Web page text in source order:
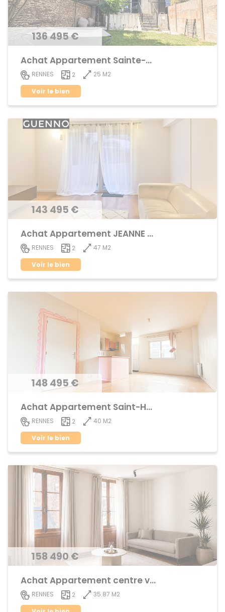
136 495 €
Achat Appartement Sainte-Thérèse
RENNES 2
25 M2
Voir le bien
143 495 €
Achat Appartement JEANNE d'ARC - BEAULIEU
RENNES 2
47 M2
Voir le bien
148 495 €
Achat Appartement Saint-Helier
RENNES 2
40 M2
Voir le bien
158 490 €
Achat Appartement centre ville
RENNES 2
35.87 M2